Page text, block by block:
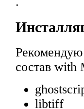
Рекомендую
состав with
libtiff